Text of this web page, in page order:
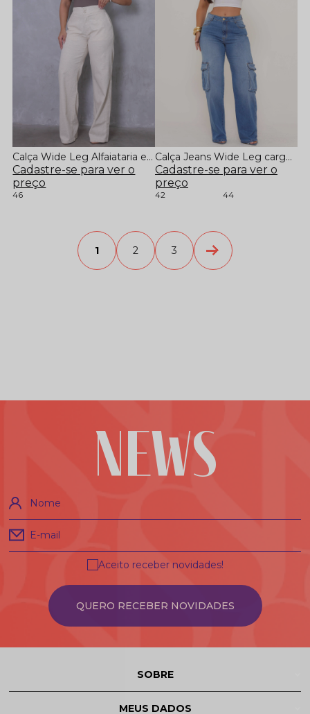
Calça Wide Leg Alfaiataria em Linho
Cadastre-se para ver o
preço
46
Calça Jeans Wide Leg cargo Intermediária
Cadastre-se para ver o
preço
42 44
1 2 3
NEWS
Nome
E-mail
QUERO RECEBER NOVIDADES
Aceito receber novidades!
SOBRE
MEUS DADOS